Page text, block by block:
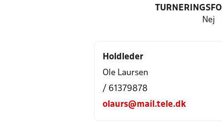
Nej
Holdleder
Ole Laursen
/ 61379878
olaurs@mail.tele.dk